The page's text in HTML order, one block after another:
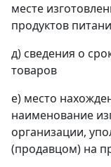
месте
продуктов
д) сведения о
товаров
е) место
наименование
организации,
(продавцом) на